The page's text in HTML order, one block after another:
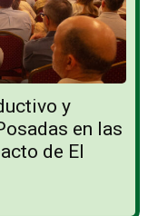
y
en las
de El